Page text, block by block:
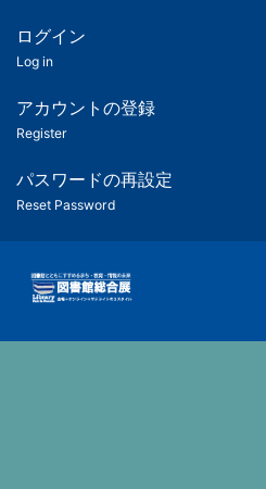
ツ
匿
名
ユ
ー
ー
用
メ
ログイン
Log in
アカウントの登録
Register
パスワードの再設定
Reset Password